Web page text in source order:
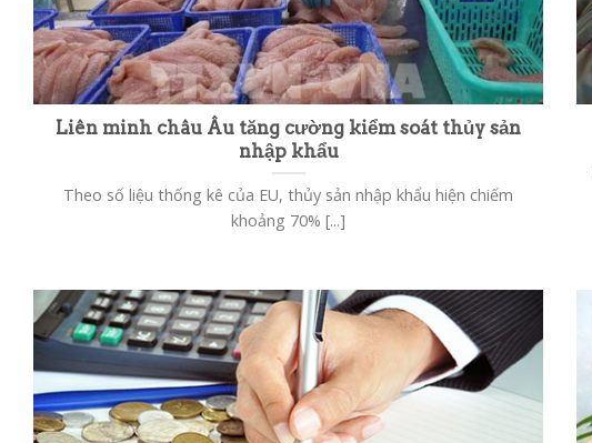
Liên minh châu Âu tăng cường kiểm soát thủy sản
nhập khẩu
Theo số liệu thống kê của EU, thủy sản nhập khẩu hiện chiếm
khoảng 70% [...]